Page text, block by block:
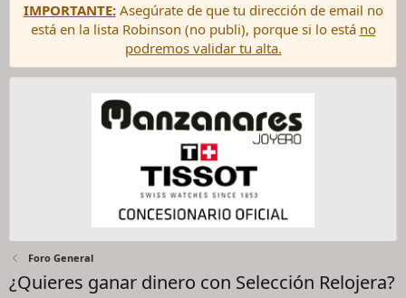
IMPORTANTE:Asegúrate de que tu dirección de email no
está en la lista Robinson (no publi), porque si lo está no
podremos validar tu alta.
Foro General
¿Quieres ganar dinero con Selección Relojera?